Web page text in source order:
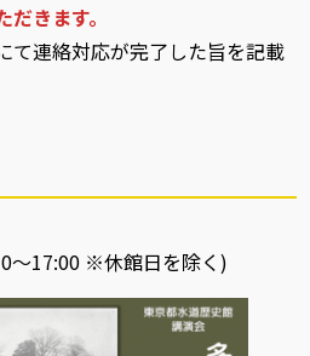
きます。
連絡対応が完了した旨を記載
～17:00 ※休館日を除く)